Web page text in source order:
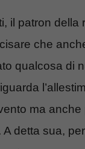
il patron della
che
qualcosa di
ma anche
detta sua,